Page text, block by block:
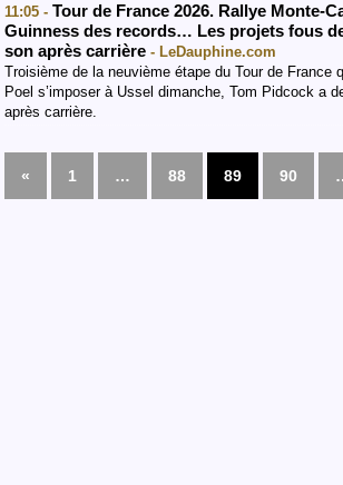
11:05 - Tour de France 2026. Rallye Monte-
Guinness des records… Les projets fous
son après carrière - LeDauphine.com
Troisième de la neuvième étape du Tour de France
Poel s’imposer à Ussel dimanche, Tom Pidcock a
après carrière.
« 1 … 88 89 90